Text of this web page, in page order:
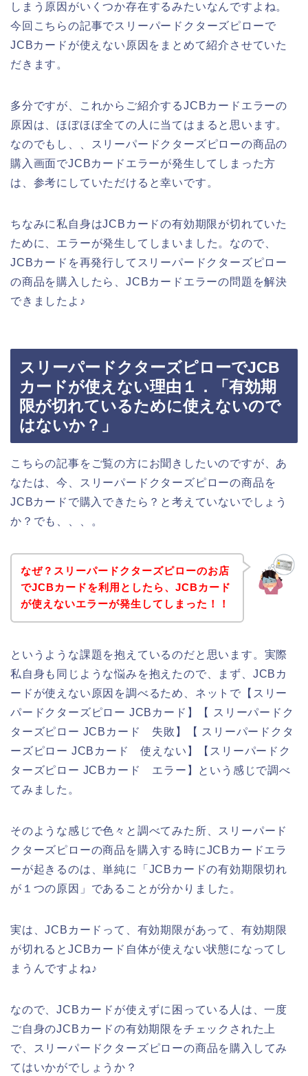
しまう原因がいくつか存在するみたいなんですよね。
今回こちらの記事でスリーパードクターズピローで
JCBカードが使えない原因をまとめて紹介させていた
だきます。
多分ですが、これからご紹介するJCBカードエラーの
原因は、ほぼほぼ全ての人に当てはまると思います。
なのでもし、、スリーパードクターズピローの商品の
購入画面でJCBカードエラーが発生してしまった方
は、参考にしていただけると幸いです。
ちなみに私自身はJCBカードの有効期限が切れていた
ために、エラーが発生してしまいました。なので、
JCBカードを再発行してスリーパードクターズピロー
の商品を購入したら、JCBカードエラーの問題を解決
できましたよ♪
スリーパードクターズピローでJCB
カードが使えない理由１．「有効期
限が切れているために使えないので
はないか？」
こちらの記事をご覧の方にお聞きしたいのですが、あ
なたは、今、スリーパードクターズピローの商品を
JCBカードで購入できたら？と考えていないでしょう
か？でも、、、。
なぜ？スリーパードクターズピローのお店
でJCBカードを利用としたら、JCBカード
が使えないエラーが発生してしまった！！
というような課題を抱えているのだと思います。実際
私自身も同じような悩みを抱えたので、まず、JCBカ
ードが使えない原因を調べるため、ネットで【スリー
パードクターズピロー JCBカード】【 スリーパードク
ターズピロー JCBカード 失敗】【 スリーパードクタ
ーズピロー JCBカード 使えない】【スリーパードク
ターズピロー JCBカード エラー】という感じで調べ
てみました。
そのような感じで色々と調べてみた所、スリーパード
クターズピローの商品を購入する時にJCBカードエラ
ーが起きるのは、単純に「JCBカードの有効期限切れ
が１つの原因」であることが分かりました。
実は、JCBカードって、有効期限があって、有効期限
が切れるとJCBカード自体が使えない状態になってし
まうんですよね♪
なので、JCBカードが使えずに困っている人は、一度
ご自身のJCBカードの有効期限をチェックされた上
で、スリーパードクターズピローの商品を購入してみ
てはいかがでしょうか？